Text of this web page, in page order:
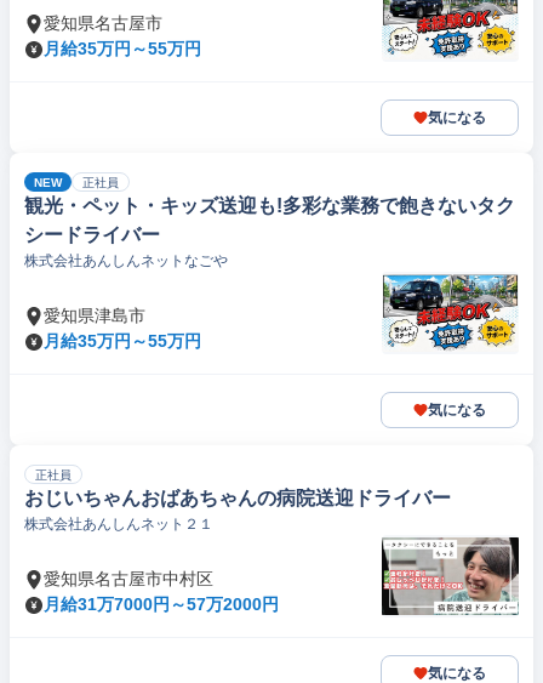
愛知県名古屋市
月給35万円～55万円
気になる
NEW 正社員
観光・ペット・キッズ送迎も!多彩な業務で飽きないタク
シードライバー
株式会社あんしんネットなごや
愛知県津島市
月給35万円～55万円
気になる
正社員
おじいちゃんおばあちゃんの病院送迎ドライバー
株式会社あんしんネット２１
愛知県名古屋市中村区
月給31万7000円～57万2000円
気になる